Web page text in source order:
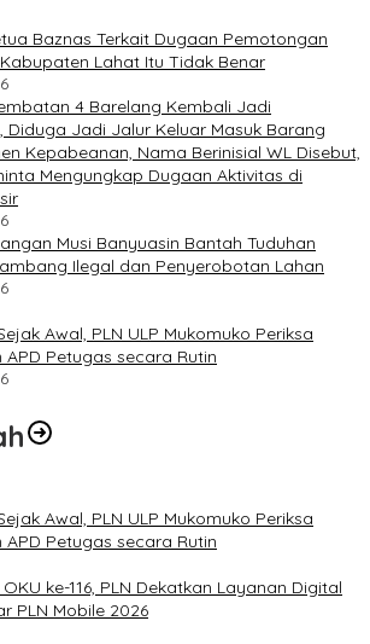
Baznas Terkait Dugaan Pemotongan
Lahat Itu Tidak Benar
4 Barelang Kembali Jadi
Diduga Jadi Jalur Keluar Masuk Barang
Kepabeanan, Nama Berinisial WL Disebut,
Mengungkap Dugaan Aktivitas di
Musi Banyuasin Bantah Tuduhan
Ilegal dan Penyerobotan Lahan
Awal, PLN ULP Mukomuko Periksa
Petugas secara Rutin
Awal, PLN ULP Mukomuko Periksa
Petugas secara Rutin
ke-116, PLN Dekatkan Layanan Digital
PLN Mobile 2026